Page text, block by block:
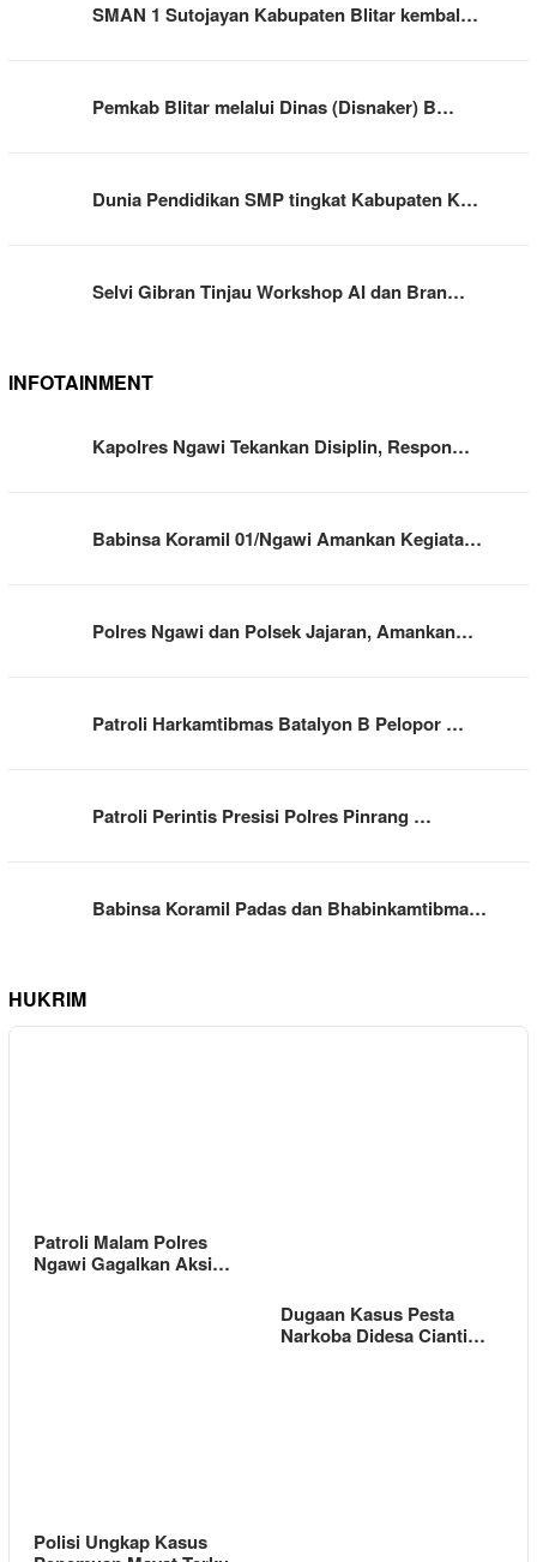
SMAN 1 Sutojayan Kabupaten Blitar kembal…
Pemkab Blitar melalui Dinas (Disnaker) B…
Dunia Pendidikan SMP tingkat Kabupaten K…
Selvi Gibran Tinjau Workshop AI dan Bran…
INFOTAINMENT
Kapolres Ngawi Tekankan Disiplin, Respon…
Babinsa Koramil 01/Ngawi Amankan Kegiata…
Polres Ngawi dan Polsek Jajaran, Amankan…
Patroli Harkamtibmas Batalyon B Pelopor …
Patroli Perintis Presisi Polres Pinrang …
Babinsa Koramil Padas dan Bhabinkamtibma…
HUKRIM
Patroli Malam Polres
Ngawi Gagalkan Aksi…
Dugaan Kasus Pesta
Narkoba Didesa Cianti…
Polisi Ungkap Kasus